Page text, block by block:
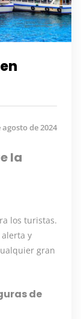
agosto de 2024
la
los turistas.
y
gran
de